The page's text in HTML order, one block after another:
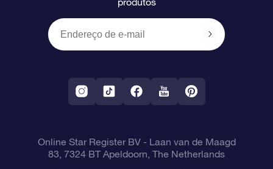
Presentes corporativos
Um Milhão de Estrelas
OSR Starsaver
Aplicativo RV Fly me to the stars
Política de devolução
Constelações
Online Star Register BV- Laan van de Maagd
83, 7324 BT Apeldoorn, The Netherlands